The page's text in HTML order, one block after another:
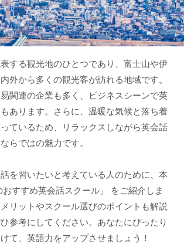
する観光地のひとつであり、富士山や伊
外から多くの観光客が訪れる地域です。
関連の企業も多く、ビジネスシーンで英
あります。さらに、温暖な気候と落ち着
ているため、リラックスしながら英会話
らではの魅力です。
を習いたいと考えている人のために、本
すすめ英会話スクール」 をご紹介しま
リットやスクール選びのポイントも解説
参考にしてください。あなたにぴったり
て、英語力をアップさせましょう！